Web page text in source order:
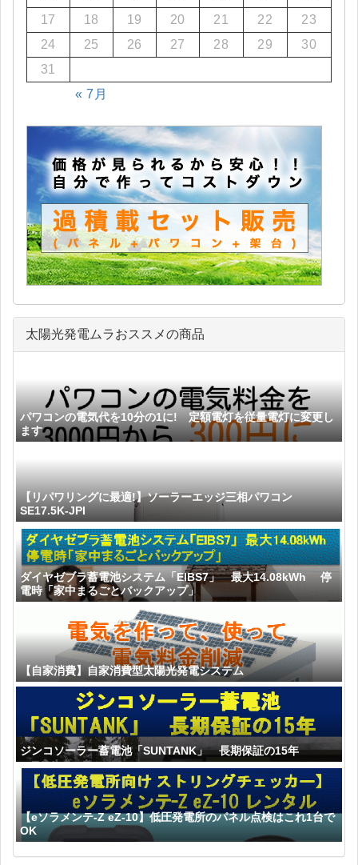
« 7月
17
18 19 20 21 22
23
24
25 26 27 28 29
30
31
太陽光発電ムラおススメの商品
パワコンの電気代を10分の1に! 定額電灯を従量電灯に変更し
ます
【リパワリングに最適!】ソーラーエッジ三相パワコン
SE17.5K-JPI
ダイヤゼブラ蓄電池システム「EIBS7」 最大14.08kWh 停
電時「家中まるごとバックアップ」
【自家消費】自家消費型太陽光発電システム
ジンコソーラー蓄電池「SUNTANK」 長期保証の15年
【eソラメンテ-Z eZ-10】低圧発電所のパネル点検はこれ1台で
OK